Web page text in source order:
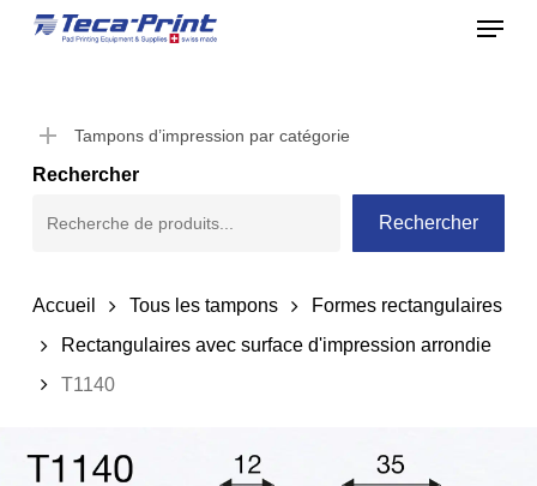
Skip
content
Menu
Tampons d’impression par catégorie
Rechercher
Rechercher
Accueil Tous les tampons
Formes rectangulaires
Rectangulaires avec surface d'impression arrondie
T1140